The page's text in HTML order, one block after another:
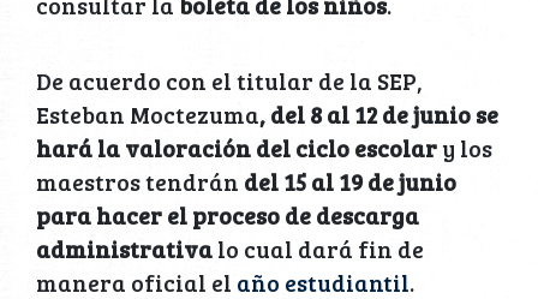
De acuerdo con el titular de la SEP,
Esteban Moctezuma, del 8 al 12 de junio se
hará la valoración del ciclo escolary los
maestros tendrán del 15 al 19 de junio
para hacer el proceso de descarga
administrativalo cual dará fin de
manera oficial el año estudiantil.